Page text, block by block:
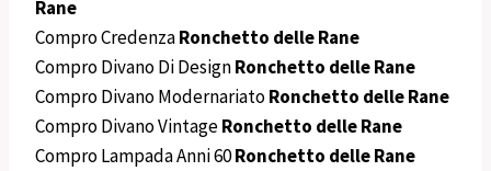
Rane
Compro CredenzaRonchetto delle Rane
Compro Divano Di DesignRonchetto delle Rane
Compro Divano ModernariatoRonchetto delle Rane
Compro Divano VintageRonchetto delle Rane
Compro Lampada Anni 60Ronchetto delle Rane